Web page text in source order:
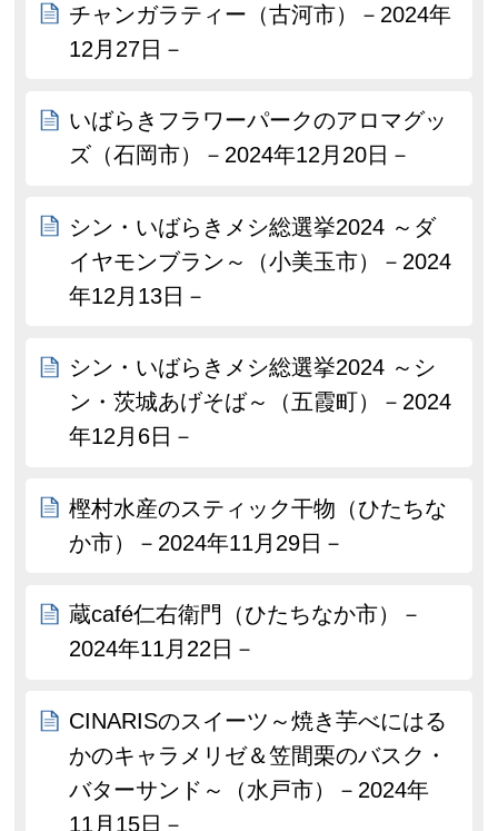
チャンガラティー（古河市）－2024年
12月27日－
いばらきフラワーパークのアロマグッ
ズ（石岡市）－2024年12月20日－
シン・いばらきメシ総選挙2024 ～ダ
イヤモンブラン～（小美玉市）－2024
年12月13日－
シン・いばらきメシ総選挙2024 ～シ
ン・茨城あげそば～（五霞町）－2024
年12月6日－
樫村水産のスティック干物（ひたちな
か市）－2024年11月29日－
蔵café仁右衛門（ひたちなか市）－
2024年11月22日－
CINARISのスイーツ～焼き芋べにはる
かのキャラメリゼ＆笠間栗のバスク・
バターサンド～（水戸市）－2024年
11月15日－